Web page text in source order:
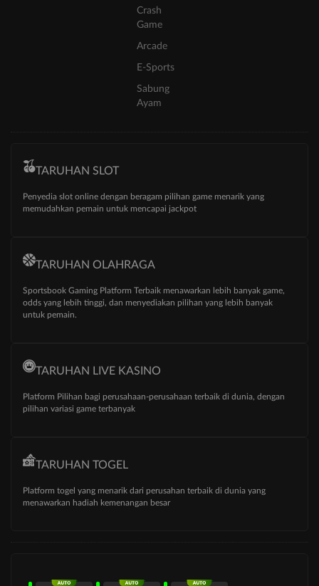
Crash
Game
Arcade
E-Sports
Sabung
Ayam
TARUHAN SLOT
Penyedia slot online dengan beragam pilihan game menarik yang
memudahkan pemain untuk mencapai jackpot
TARUHAN OLAHRAGA
Sportsbook Gaming Platform Terbaik menawarkan lebih banyak game,
odds yang lebih tinggi, dan menyediakan pilihan yang lebih banyak
untuk pemain.
TARUHAN LIVE KASINO
Platform Pilihan bagi perusahaan-perusahaan terbaik di dunia, dengan
pilihan variasi game terbanyak
TARUHAN TOGEL
Platform togel yang menarik dari perusahan terbaik di dunia yang
menawarkan hadiah kemenangan besar